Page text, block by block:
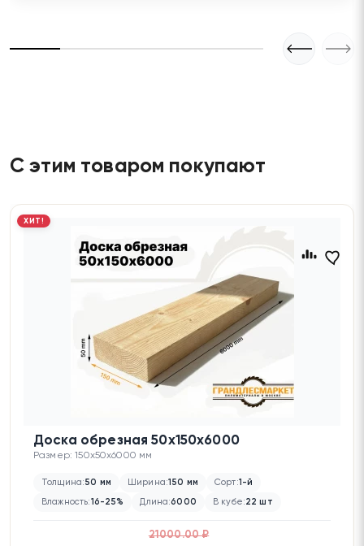
С этим товаром покупают
ХИТ!
Доска обрезная 50х150х6000
Размер: 150x50x6000 мм
Толщина:50 мм Ширина:150 мм Сорт:1-й
Влажность:16-25% Длина:6000 В кубе:22 шт
21000.00 ₽